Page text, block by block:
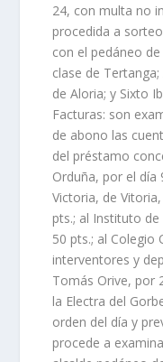
24, con multa no
procedida a
con el pedáneo
clase de
de Aloria; y Sixto
Facturas: son
de abono las
del préstamo
Orduña, por el día
Victoria, de
pts.; al Instituto
50 pts.; al Colegio
interventores y
Tomás Orive, por
la Electra del
orden del día y
procede a